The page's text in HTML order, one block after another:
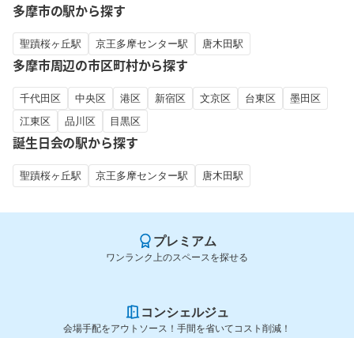
多摩市の駅から探す
聖蹟桜ヶ丘駅 京王多摩センター駅 唐木田駅
多摩市周辺の市区町村から探す
千代田区 中央区 港区 新宿区 文京区 台東区
墨田区
江東区
品川区 目黒区
誕生日会の駅から探す
聖蹟桜ヶ丘駅 京王多摩センター駅 唐木田駅
プレミアム
ワンランク上のスペースを探せる
コンシェルジュ
会場手配をアウトソース！手間を省いてコスト削減！